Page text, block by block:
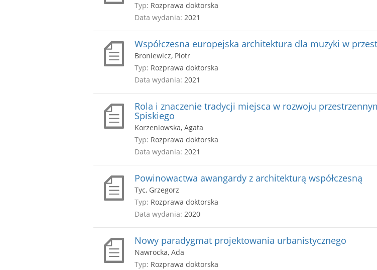
Typ: Rozprawa doktorska
Data wydania: 2021
Współczesna europejska architektura dla muzyki w
Broniewicz, Piotr
Typ: Rozprawa doktorska
Data wydania: 2021
Rola i znaczenie tradycji miejsca w rozwoju
Spiskiego
Korzeniowska, Agata
Typ: Rozprawa doktorska
Data wydania: 2021
Powinowactwa awangardy z architekturą współczesną
Tyc, Grzegorz
Typ: Rozprawa doktorska
Data wydania: 2020
Nowy paradygmat projektowania urbanistycznego
Nawrocka, Ada
Typ: Rozprawa doktorska